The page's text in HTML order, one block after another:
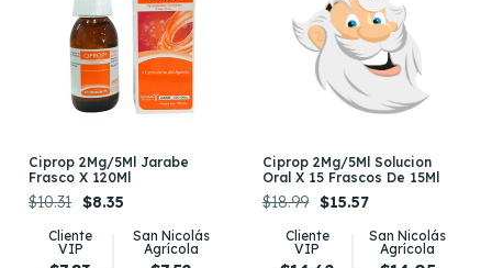
Ciprop 2Mg/5Ml Jarabe
Frasco X 120Ml
$10.31 $8.35
Cliente
VIP
San Nicolás
Agrícola
Ciprop 2Mg/5Ml Solucion
Oral X 15 Frascos De 15Ml
$18.99 $15.57
Cliente
VIP
San Nicolás
Agrícola